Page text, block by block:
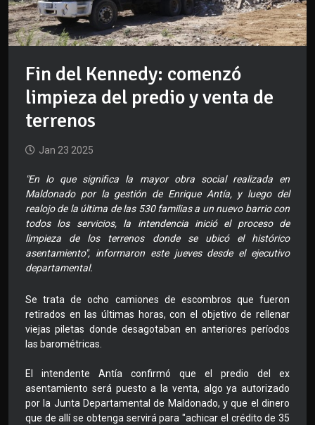
Fin del Kennedy: comenzó
limpieza del predio y venta de
terrenos
Jan 23 2025
"En lo que significa la mayor obra social realizada en
Maldonado por la gestión de Enrique Antía, y luego del
realojo de la última de las 530 familias a un nuevo barrio con
todos los servicios, la intendencia inició el proceso de
limpieza de los terrenos donde se ubicó el histórico
asentamiento", informaron este jueves desde el ejecutivo
departamental.
Se trata de ocho camiones de escombros que fueron
retirados en las últimas horas, con el objetivo de rellenar
viejas piletas donde desagotaban en anteriores períodos
las barométricas.
El intendente Antía confirmó que el predio del ex
asentamiento será puesto a la venta, algo ya autorizado
por la Junta Departamental de Maldonado, y que el dinero
que de allí se obtenga servirá para "achicar el crédito de 35